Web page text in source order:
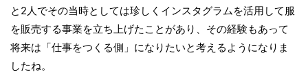
と2人でその当時としては珍しくインスタグラムを活用して服
を販売する事業を立ち上げたことがあり、その経験もあって
将来は「仕事をつくる側」になりたいと考えるようになりま
したね。